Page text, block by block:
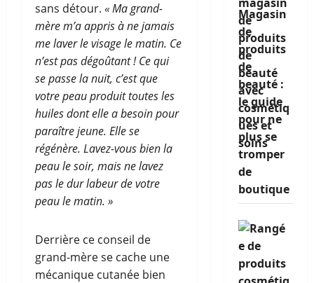
sans détour. « Ma grand-
mère m’a appris à ne jamais
me laver le visage le matin. Ce
n’est pas dégoûtant ! Ce qui
se passe la nuit, c’est que
votre peau produit toutes les
huiles dont elle a besoin pour
paraître jeune. Elle se
régénère. Lavez-vous bien la
peau le soir, mais ne lavez
pas le dur labeur de votre
peau le matin. »
Derrière ce conseil de
grand-mère se cache une
mécanique cutanée bien
Magasin
de
produits
de
beauté :
le guide
pour ne
plus se
tromper
de
boutique